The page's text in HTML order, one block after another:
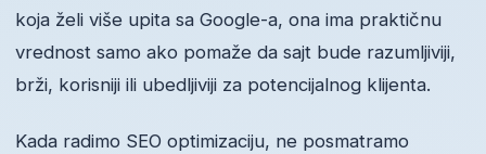
koja želi više upita sa Google-a, ona ima praktičnu
vrednost samo ako pomaže da sajt bude razumljiviji,
brži, korisniji ili ubedljiviji za potencijalnog klijenta.
Kada radimo SEO optimizaciju, ne posmatramo